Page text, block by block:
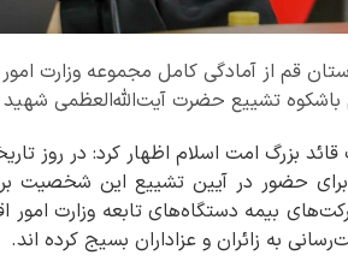
قم از آمادگی کامل مجموعه وزارت
باشکوه تشییع حضرت آیت‌الله‌العظمی
حضور در آیین تشییع این شخصیت
بیمه دستگاه‌های تابعه وزارت
به زائران و عزاداران بسیج کرده اند.